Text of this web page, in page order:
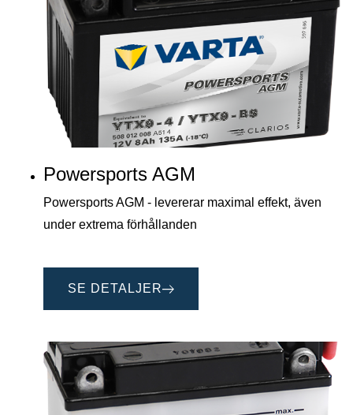
Powersports AGM
Powersports AGM - levererar maximal effekt, även
under extrema förhållanden
SE DETALJER